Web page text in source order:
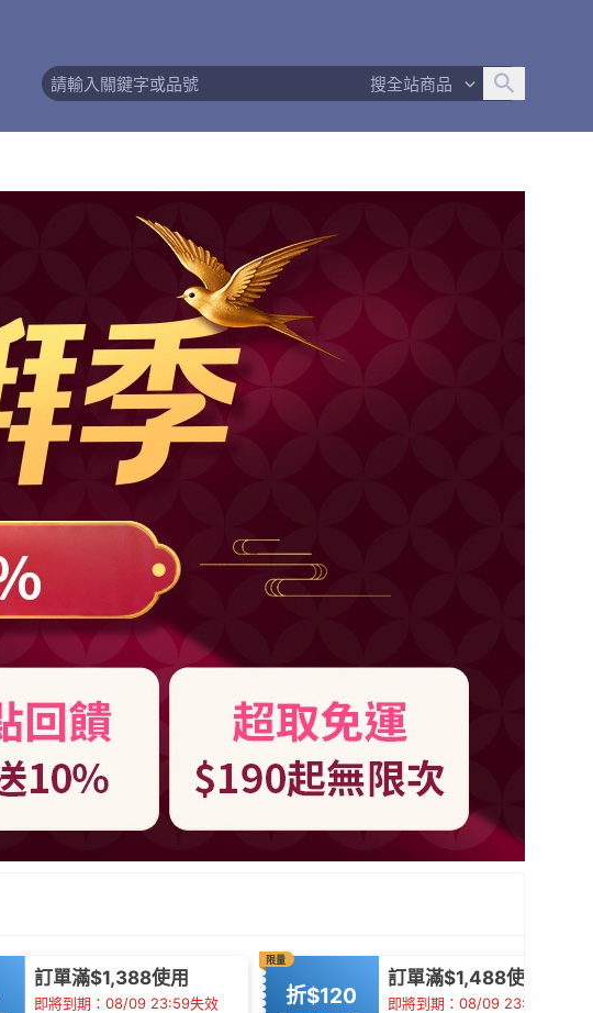
搜全站商品
商店簡介 退換貨須知
訂單滿$1,388使用
即將到期：08/09 23:59失效
限量
折$120
訂單滿$1,488使用
即將到期：08/09 23:59失效